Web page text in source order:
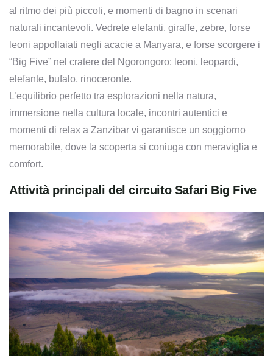
al ritmo dei più piccoli, e momenti di bagno in scenari
naturali incantevoli. Vedrete elefanti, giraffe, zebre, forse
leoni appollaiati negli acacie a Manyara, e forse scorgere i
“Big Five” nel cratere del Ngorongoro: leoni, leopardi,
elefante, bufalo, rinoceronte.
L’equilibrio perfetto tra esplorazioni nella natura,
immersione nella cultura locale, incontri autentici e
momenti di relax a Zanzibar vi garantisce un soggiorno
memorabile, dove la scoperta si coniuga con meraviglia e
comfort.
Attività principali del circuito Safari Big Five